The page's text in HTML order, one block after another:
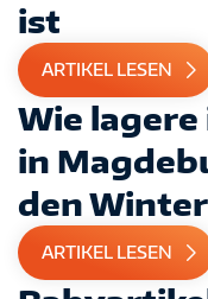
ist
ARTIKEL LESEN
Wie
in
den
ARTIKEL LESEN